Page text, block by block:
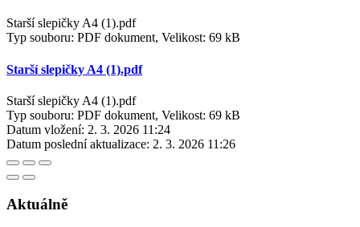
Starší slepičky A4 (1).pdf
Typ souboru: PDF dokument, Velikost: 69 kB
Starší slepičky A4 (1).pdf
Starší slepičky A4 (1).pdf
Typ souboru: PDF dokument, Velikost: 69 kB
Datum vložení: 2. 3. 2026 11:24
Datum poslední aktualizace: 2. 3. 2026 11:26
Aktuálně